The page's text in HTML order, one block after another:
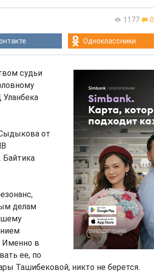
1177 0
Одноклассники
судьи
от
Байтика
делам
Именно в
ее, по
Ташибековой, никто не берется.